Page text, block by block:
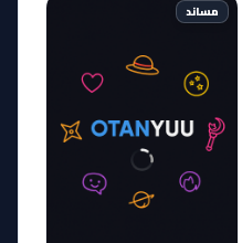
مساند